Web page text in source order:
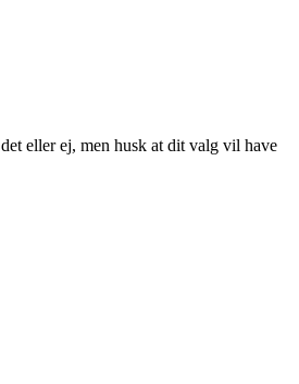
eller ej, men husk at dit valg vil have